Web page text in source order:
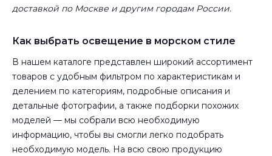
доставкой по Москве и другим городам России.
Как выбрать освещение в морском стиле
В нашем каталоге представлен широкий ассортимент
товаров с удобным фильтром по характеристикам и
делением по категориям, подробные описания и
детальные фотографии, а также подборки похожих
моделей — мы собрали всю необходимую
информацию, чтобы вы смогли легко подобрать
необходимую модель. На всю свою продукцию